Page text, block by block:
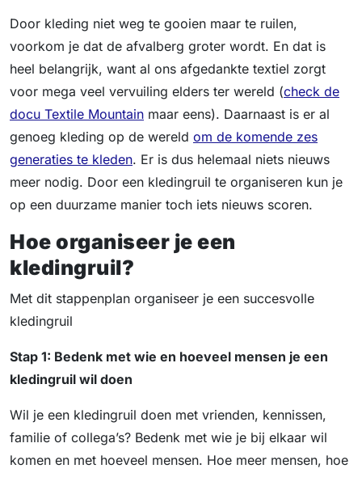
Door kleding niet weg te gooien maar te ruilen,
voorkom je dat de afvalberg groter wordt. En dat is
heel belangrijk, want al ons afgedankte textiel zorgt
voor mega veel vervuiling elders ter wereld (check de
docu Textile Mountain maar eens). Daarnaast is er al
genoeg kleding op de wereld om de komende zes
generaties te kleden. Er is dus helemaal niets nieuws
meer nodig. Door een kledingruil te organiseren kun je
op een duurzame manier toch iets nieuws scoren.
Hoe organiseer je een
kledingruil?
Met dit stappenplan organiseer je een succesvolle
kledingruil
Stap 1: Bedenk met wie en hoeveel mensen je een
kledingruil wil doen
Wil je een kledingruil doen met vrienden, kennissen,
familie of collega’s? Bedenk met wie je bij elkaar wil
komen en met hoeveel mensen. Hoe meer mensen, hoe